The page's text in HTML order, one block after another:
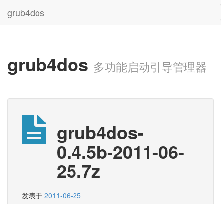
grub4dos
grub4dos 多功能启动引导管理器
grub4dos-
0.4.5b-2011-06-
25.7z
发表于 2011-06-25